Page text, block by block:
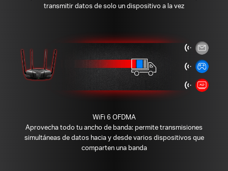
transmitir datos de solo un dispositivo a la vez
WiFi 6 OFDMA
Aprovecha todo tu ancho de banda: permite transmisiones
simultáneas de datos hacia y desde varios dispositivos que
comparten una banda